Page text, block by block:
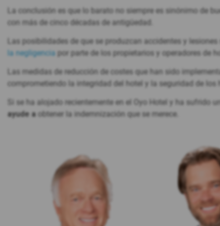
La conclusión es que lo barato no siempre es sinónimo de
con más de cinco décadas de antigüedad.
Las posibilidades de que se produzcan accidentes y
la negligencia por parte de los propietarios y operadores de
Las medidas de reducción de costes que han sido
comprometiendo la integridad del hotel y la seguridad de los
Si se ha alojado recientemente en el Oyo Hotel y ha sufrido
ayude a obtener la indemnización que se merece.